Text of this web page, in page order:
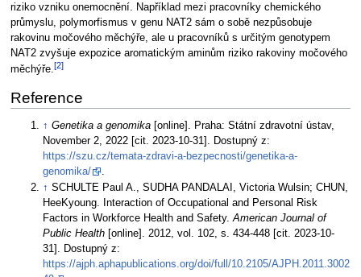
riziko vzniku onemocnění. Například mezi pracovníky chemického
průmyslu, polymorfismus v genu NAT2 sám o sobě nezpůsobuje
rakovinu močového měchýře, ale u pracovníků s určitým genotypem
NAT2 zvyšuje expozice aromatickým aminům riziko rakoviny močového
měchýře.[2]
Reference
↑ Genetika a genomika [online]. Praha: Státní zdravotní ústav,
November 2, 2022 [cit. 2023-10-31]. Dostupný z:
https://szu.cz/temata-zdravi-a-bezpecnosti/genetika-a-
genomika/
.
↑ SCHULTE Paul A., SUDHA PANDALAI, Victoria Wulsin; CHUN,
HeeKyoung. Interaction of Occupational and Personal Risk
Factors in Workforce Health and Safety.American Journal of
Public Health [online]. 2012, vol. 102, s. 434-448 [cit. 2023-10-
31]. Dostupný z:
https://ajph.aphapublications.org/doi/full/10.2105/AJPH.2011.3002